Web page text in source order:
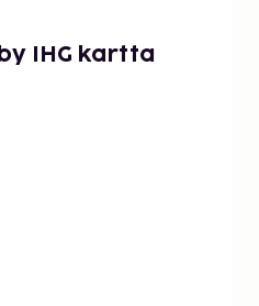
IHG kartta